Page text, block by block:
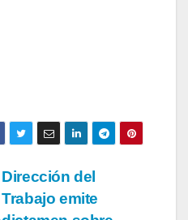
Dirección del
Trabajo emite